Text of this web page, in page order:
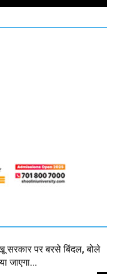
सरकार पर बरसे बिंदल, बोले
जाएगा...